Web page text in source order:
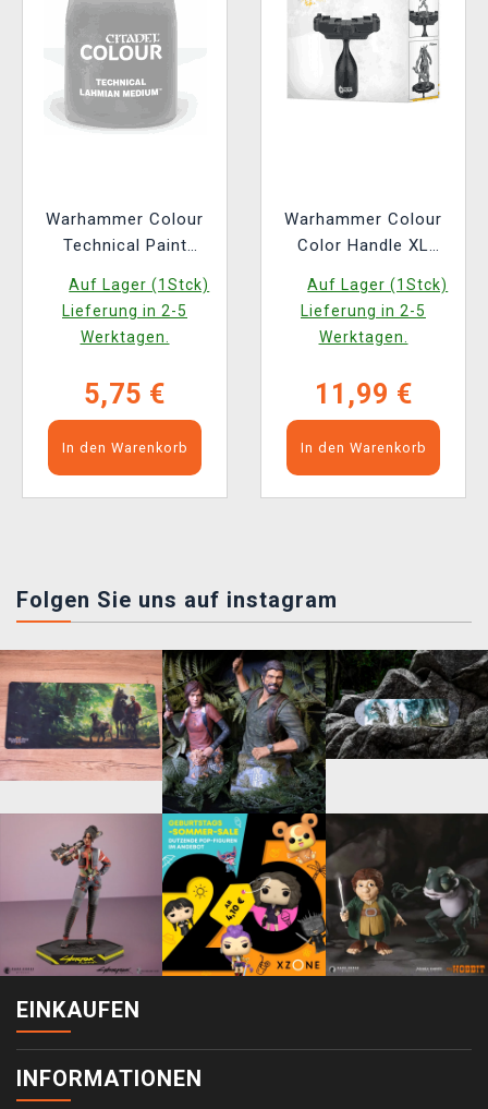
Warhammer Colour
Technical Paint
texturierte Farbe
Auf Lager (1Stck)
Lieferung in 2-5
Werktagen.
5,75 €
In den Warenkorb
Warhammer Colour
Color Handle XL
Auf Lager (1Stck)
Lieferung in 2-5
Werktagen.
11,99 €
In den Warenkorb
Folgen Sie uns auf instagram
EINKAUFEN
INFORMATIONEN